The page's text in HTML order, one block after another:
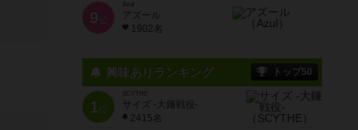
9 位
Azul
アズール
1902名
興味ありランキング トップ50
1位
SCYTHE
サイズ -大鎌戦役-
2415名